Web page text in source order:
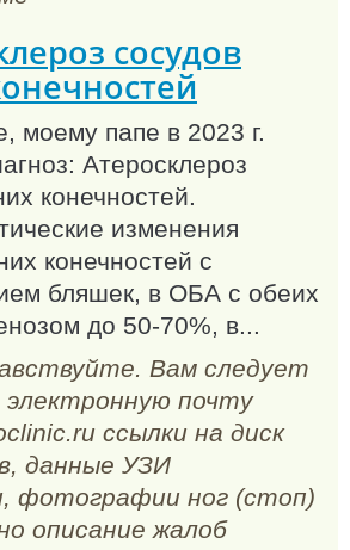
сосудов
моему папе в 2023 г.
Атеросклероз
конечностей.
изменения
конечностей с
бляшек, в ОБА с обеих
до 50-70%, в...
Вам следует
почту
ссылки на диск
данные УЗИ
фотографии ног (стоп)
описание жалоб